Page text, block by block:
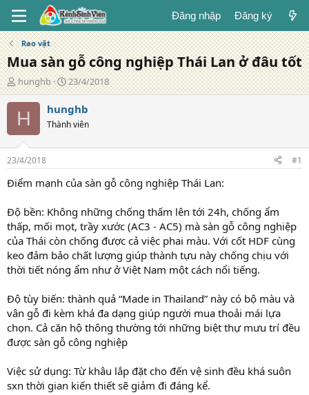
Đăng nhập Đăng ký
Rao vặt
Mua sàn gỗ công nghiệp Thái Lan ở đâu tốt
T
á
c
g
ả
hunghb
N
g
à
y
đ
g
23/4/2018
H hunghb
Thành viên
23/4/2018 #1
Điểm mạnh của sàn gỗ công nghiệp Thái Lan:
Độ bền: Không những chống thấm lên tới 24h, chống ẩm
thấp, mối mọt, trầy xước (AC3 - AC5) mà sàn gỗ công nghiệp
của Thái còn chống được cả việc phai màu. Với cốt HDF cùng
keo đảm bảo chất lượng giúp thành tựu này chống chịu với
thời tiết nóng ẩm như ở Việt Nam một cách nổi tiếng.
Độ tùy biến: thành quả “Made in Thailand” này có bộ màu và
vân gỗ đi kèm khá đa dạng giúp người mua thoải mái lựa
chọn. Cả căn hộ thông thường tới những biệt thự mưu trí đều
được sàn gỗ công nghiệp
Việc sử dụng: Từ khâu lắp đặt cho đến vệ sinh đều khá suôn
sxn thời gian kiến thiết sẽ giảm đi đáng kể.